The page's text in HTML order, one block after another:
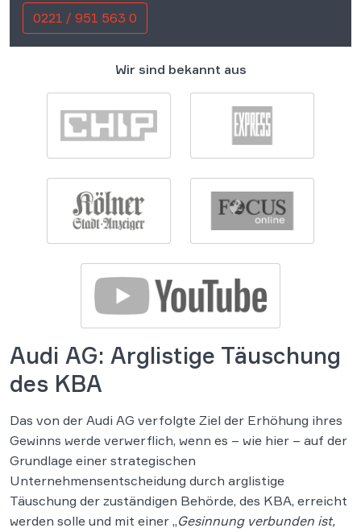
0221 / 951 563 0
Wir sind bekannt aus
Audi AG: Arglistige Täuschung
des KBA
Das von der Audi AG verfolgte Ziel der Erhöhung ihres
Gewinns werde verwerflich, wenn es – wie hier – auf der
Grundlage einer strategischen
Unternehmensentscheidung durch arglistige
Täuschung der zuständigen Behörde, des KBA, erreicht
werden solle und mit einer „Gesinnung verbunden ist,